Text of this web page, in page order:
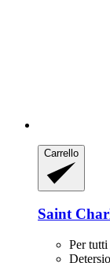
Carrello
Saint
Per